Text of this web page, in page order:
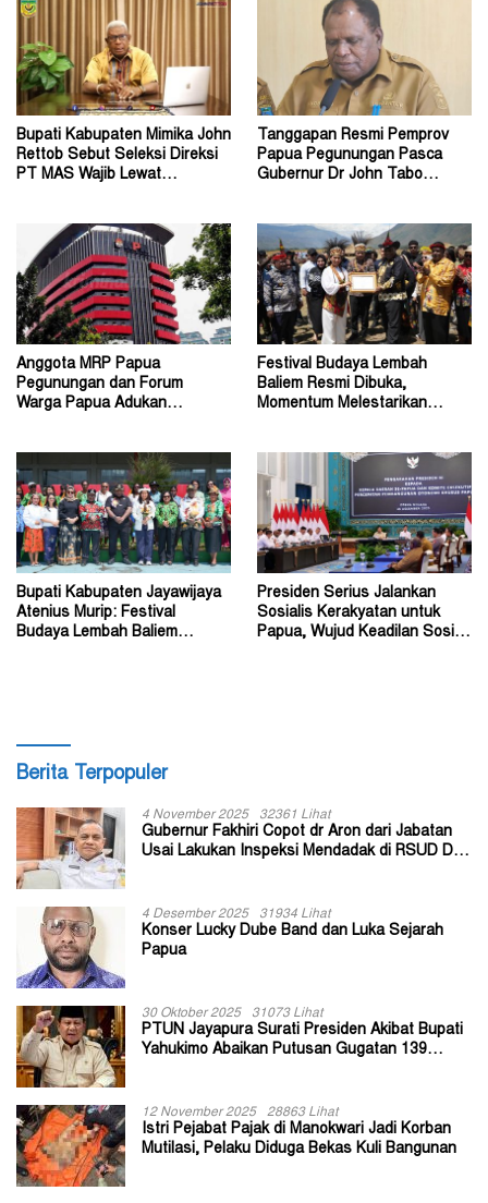
Bupati Kabupaten Mimika John
Rettob Sebut Seleksi Direksi
PT MAS Wajib Lewat
Tanggapan Resmi Pemprov
Papua Pegunungan Pasca
Gubernur Dr John Tabo
Anggota MRP Papua
Pegunungan dan Forum
Warga Papua Adukan
Festival Budaya Lembah
Baliem Resmi Dibuka,
Momentum Melestarikan
Bupati Kabupaten Jayawijaya
Atenius Murip: Festival
Budaya Lembah Baliem
Presiden Serius Jalankan
Sosialis Kerakyatan untuk
Papua, Wujud Keadilan Sosial
Berita Terpopuler
4 November 2025 32361 Lihat
Gubernur Fakhiri Copot dr Aron dari Jabatan
Usai Lakukan Inspeksi Mendadak di RSUD Dok
4 Desember 2025 31934 Lihat
Konser Lucky Dube Band dan Luka Sejarah
Papua
30 Oktober 2025 31073 Lihat
PTUN Jayapura Surati Presiden Akibat Bupati
Yahukimo Abaikan Putusan Gugatan 139
12 November 2025 28863 Lihat
Istri Pejabat Pajak di Manokwari Jadi Korban
Mutilasi, Pelaku Diduga Bekas Kuli Bangunan